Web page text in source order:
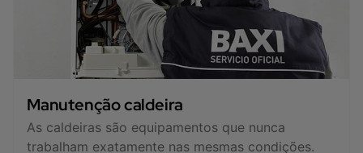
Manutenção caldeira
As caldeiras são equipamentos que nunca
trabalham exatamente nas mesmas condições.